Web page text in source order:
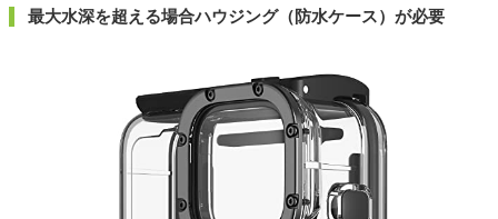
最大水深を超える場合ハウジング（防水ケース）が必要